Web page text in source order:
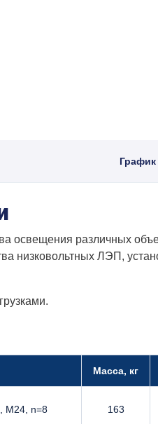
различных
низковольтных ЛЭП,
Масса, кг
М24, n=8 163